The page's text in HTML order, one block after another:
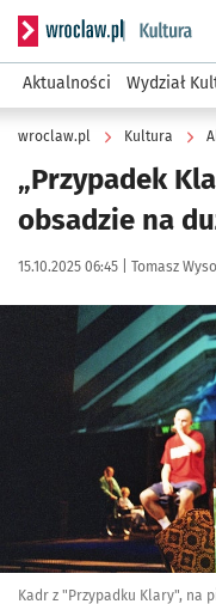
Serwis informacyjny
Aktualności Wydział
wroclaw.pl Kultura
„Przypadek
obsadzie na
Data publikacji:
15.10.2025 06:45 | Autor:
Tomasz
Kliknij, aby powiększyć
Kadr z "Przypadku Klary", na